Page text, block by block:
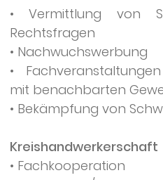
• Vermittlung von
Rechtsfragen
• Nachwuchswerbung
•
mit benachbarten
• Bekämpfung von
Kreishandwerkerschaft
• Fachkooperation